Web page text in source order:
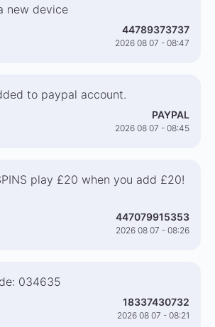
new device
44789373737
2026 08 07 - 08:47
to paypal account.
PAYPAL
2026 08 07 - 08:45
play £20 when you add £20!
447079915353
2026 08 07 - 08:26
034635
18337430732
2026 08 07 - 08:21